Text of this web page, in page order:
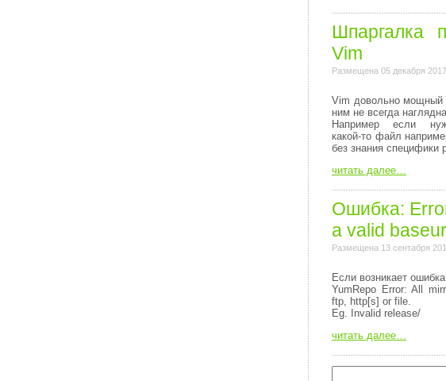
Шпаргалка
Vim
Размещена 05 декабря
Vim довольно мощный
ним не всегда наглядна.
Например если
какой-то файл
без знания специфики
читать далее…
Ошибка:
a valid
Размещена 13 сентабря
Если возникает
YumRepo Error: All
ftp, http[s] or file.
Eg. Invalid release/
читать далее…